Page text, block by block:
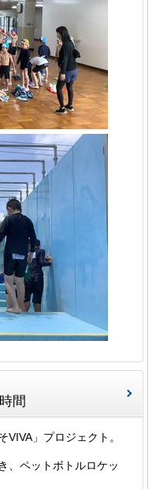
間
」プロジェクト。
、ペットボトルロケッ